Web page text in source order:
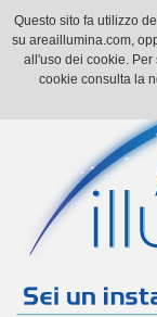
Il mio account Il mio
Questo sito fa utilizzo
su areaillumina.com,
all'uso dei cookie.
cookie consulta la